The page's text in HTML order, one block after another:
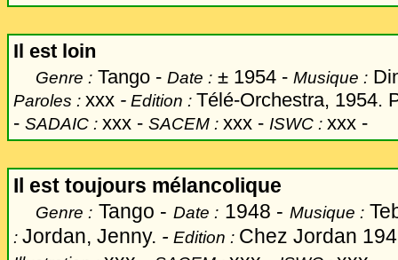
Il est loin
Genre : Tango - Date : ± 1954 - Musique :
Paroles : xxx - Edition : Télé-Orchestra, 1954.
- SADAIC : xxx - SACEM : xxx - ISWC : xxx -
Il est toujours mélancolique
Genre : Tango - Date : 1948 - Musique :
: Jordan, Jenny. - Edition : Chez Jordan